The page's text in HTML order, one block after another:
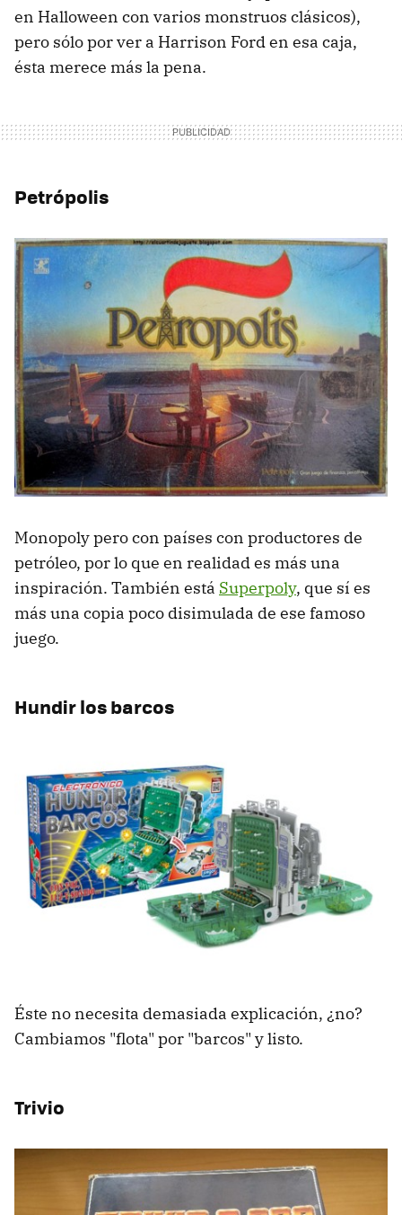
en Halloween con varios monstruos clásicos),
pero sólo por ver a Harrison Ford en esa caja,
ésta merece más la pena.
Petrópolis
Monopoly pero con países con productores de
petróleo, por lo que en realidad es más una
inspiración. También está Superpoly, que sí es
más una copia poco disimulada de ese famoso
juego.
Hundir los barcos
Éste no necesita demasiada explicación, ¿no?
Cambiamos "flota" por "barcos" y listo.
Trivio